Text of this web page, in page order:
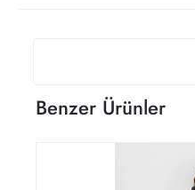
Benzer Ürünler